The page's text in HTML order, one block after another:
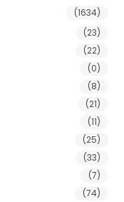
(1634)
(23)
(22)
(0)
(8)
(21)
(11)
(25)
(33)
(7)
(74)